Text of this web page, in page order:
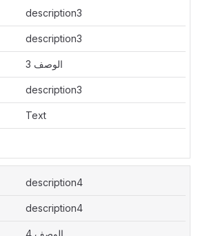
description3
description3
الوصف 3
description3
Text
description4
description4
الوصف 4